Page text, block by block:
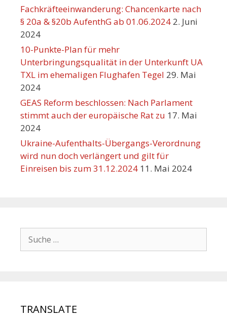
Fachkräfteeinwanderung: Chancenkarte nach
§ 20a & §20b AufenthG ab 01.06.2024 2. Juni
2024
10-Punkte-Plan für mehr
Unterbringungsqualität in der Unterkunft UA
TXL im ehemaligen Flughafen Tegel 29. Mai
2024
GEAS Reform beschlossen: Nach Parlament
stimmt auch der europäische Rat zu 17. Mai
2024
Ukraine-Aufenthalts-Übergangs-Verordnung
wird nun doch verlängert und gilt für
Einreisen bis zum 31.12.2024 11. Mai 2024
TRANSLATE